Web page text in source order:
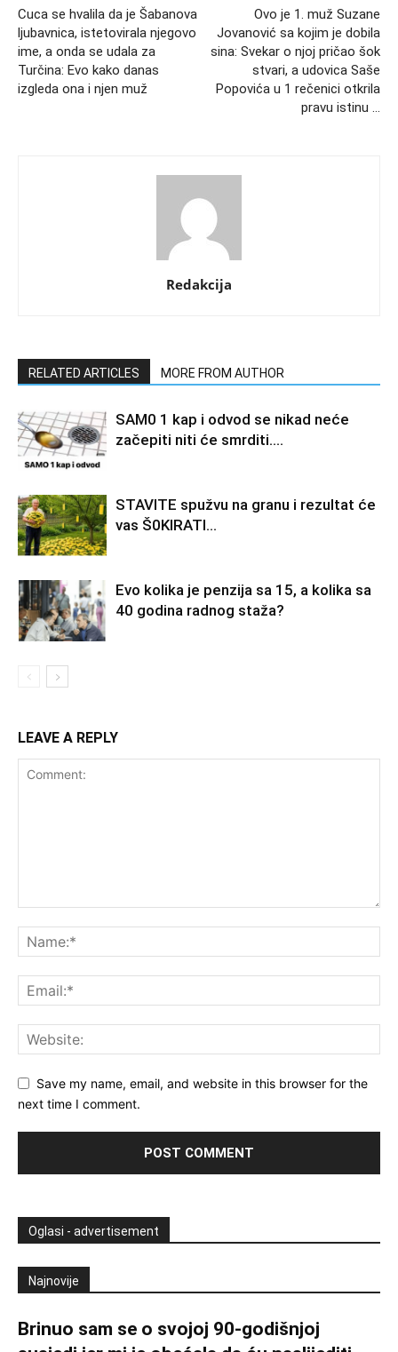
Cuca se hvalila da je Šabanova
ljubavnica, istetovirala njegovo
ime, a onda se udala za
Turčina: Evo kako danas
izgleda ona i njen muž
Ovo je 1. muž Suzane
Jovanović sa kojim je dobila
sina: Svekar o njoj pričao šok
stvari, a udovica Saše
Popovića u 1 rečenici otkrila
pravu istinu …
Redakcija
RELATED ARTICLES MORE FROM AUTHOR
SAM0 1 kap i odvod se nikad neće
začepiti niti će smrditi….
STAVlTE spužvu na granu i rezultat će
vas Š0KlRATl…
Evo kolika je penzija sa 15, a kolika sa
40 godina radnog staža?
LEAVE A REPLY
Save my name, email, and website in this browser for the
next time I comment.
Oglasi - advertisement
Najnovije
Brinuo sam se o svojoj 90-godišnjoj